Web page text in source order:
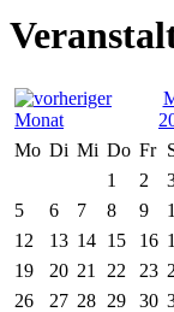
Mo Di Mi Do Fr
1
2
5
6 7 8 9
12
13 14 15 16
19
20 21 22 23
26
27 28 29 30